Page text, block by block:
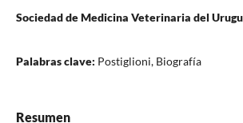
Sociedad de Medicina Veterinaria del
Palabras clave: Postiglioni, Biografía
Resumen